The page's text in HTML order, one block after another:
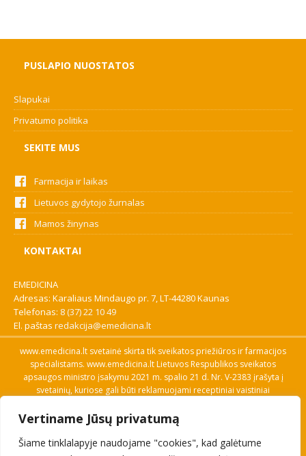
Vertiname Jūsų privatumą
Šiame tinklalapyje naudojame "cookies", kad galėtume
PUSLAPIO NUOSTATOS
Slapukai
Privatumo politika
SEKITE MUS
Farmacija ir laikas
Lietuvos gydytojo žurnalas
Mamos žinynas
KONTAKTAI
EMEDICINA
Adresas: Karaliaus Mindaugo pr. 7, LT-44280 Kaunas
Telefonas: 8 (37) 22 10 49
El. paštas redakcija@emedicina.lt
www.emedicina.lt svetainė skirta tik sveikatos priežiūros ir farmacijos
specialistams. www.emedicina.lt Lietuvos Respublikos sveikatos
apsaugos ministro įsakymu 2021 m. spalio 21 d. Nr. V-2383 įrašyta į
svetainių, kuriose gali būti reklamuojami receptiniai vaistiniai
savo profesinę kvalifikaciją. Naudingos nuorodos: Vaistų ir medicinos
pagalbos priemonių kainų paieška, VVKT tinklalapis, Sveikatos
priežiūros ar farmacijos specialisto pranešimo apie įtariamą